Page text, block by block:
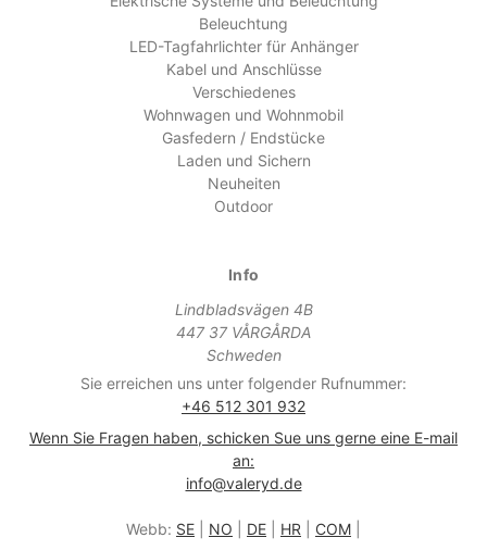
Beleuchtung
LED-Tagfahrlichter für Anhänger
Kabel und Anschlüsse
Verschiedenes
Wohnwagen und Wohnmobil
Gasfedern / Endstücke
Laden und Sichern
Neuheiten
Outdoor
Info
Lindbladsvägen 4B
447 37 VÅRGÅRDA
Schweden
Sie erreichen uns unter folgender Rufnummer:
+46 512 301 932
Wenn Sie Fragen haben, schicken Sue uns gerne eine E-mail
an:
info@valeryd.de
Webb: SE NO DE HR COM